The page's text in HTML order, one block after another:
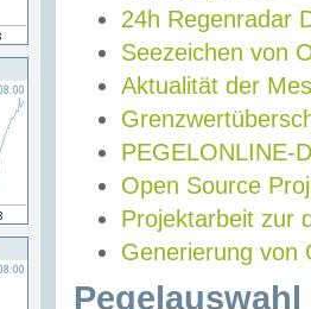
24h Regenradar
Seezeichen von
Aktualität der
PEGELONLINE-
Open Source
Projektarbeit zur
Generierung von